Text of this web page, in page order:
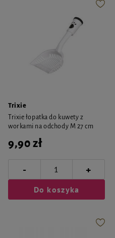
Trixie
Trixie łopatka do kuwety z
workami na odchody M 27 cm
9,90 zł
- +
Do koszyka